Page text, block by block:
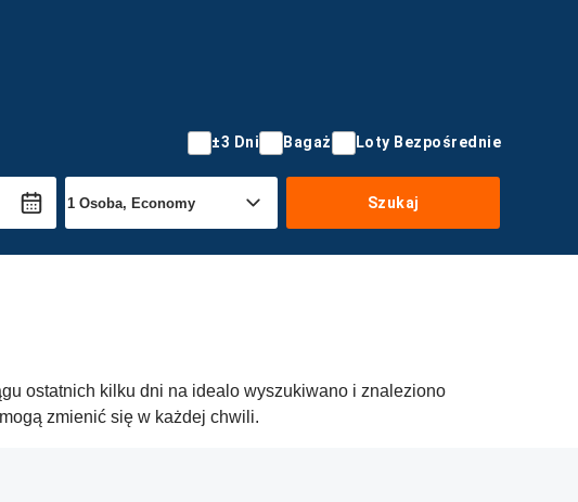
±3 Dni Bagaż Loty Bezpośrednie
Szukaj
ostatnich kilku dni na idealo wyszukiwano i znaleziono
zmienić się w każdej chwili.